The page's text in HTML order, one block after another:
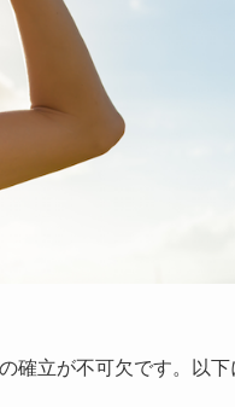
確立が不可欠です。以